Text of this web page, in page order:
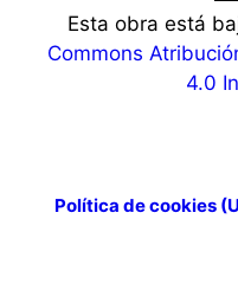
Esta obra está
Commons
4.0
Política de cookies